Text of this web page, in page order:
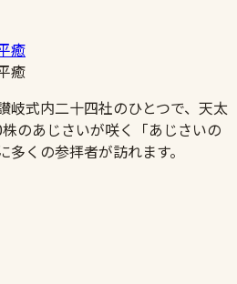
癒
癒
岐式内二十四社のひとつで、天太
のあじさいが咲く「あじさいの
くの参拝者が訪れます。